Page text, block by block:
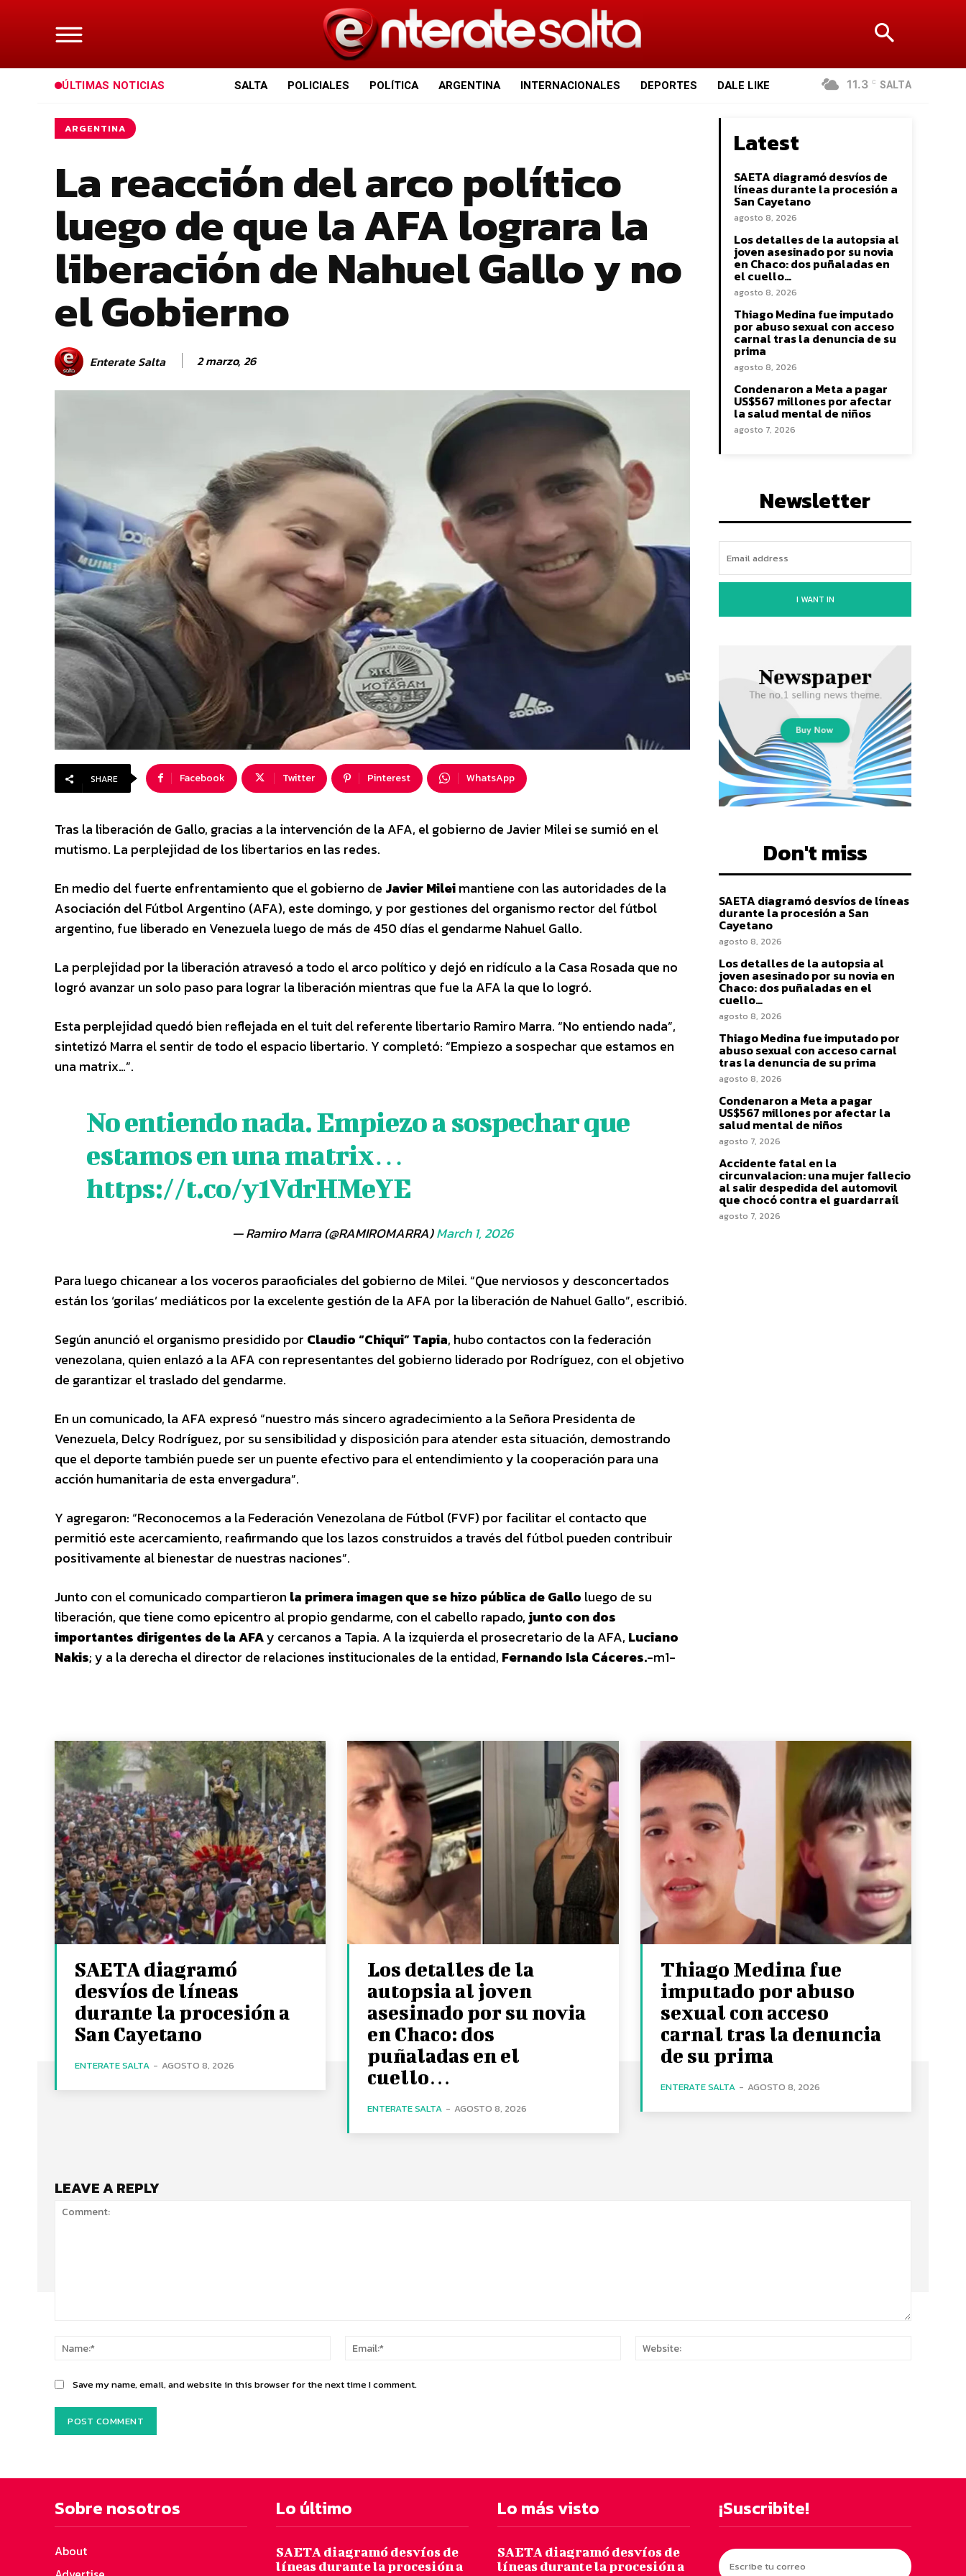
ÚLTIMAS NOTICIAS SALTA POLICIALES POLÍTICA ARGENTINA INTERNACIONALES DEPORTES DALE LIKE 11.3 C SALTA
ARGENTINA
La reacción del arco político
luego de que la AFA lograra la
liberación de Nahuel Gallo y no
el Gobierno
Enterate Salta 2 marzo, 26
SHARE Facebook Twitter Pinterest WhatsApp
Tras la liberación de Gallo, gracias a la intervención de la AFA, el gobierno de Javier Milei se sumió en el
mutismo. La perplejidad de los libertarios en las redes.
En medio del fuerte enfrentamiento que el gobierno de Javier Mileimantiene con las autoridades de la
Asociación del Fútbol Argentino (AFA), este domingo, y por gestiones del organismo rector del fútbol
argentino, fue liberado en Venezuela luego de más de 450 días el gendarme Nahuel Gallo.
La perplejidad por la liberación atravesó a todo el arco político y dejó en ridículo a la Casa Rosada que no
logró avanzar un solo paso para lograr la liberación mientras que fue la AFA la que lo logró.
Esta perplejidad quedó bien reflejada en el tuit del referente libertario Ramiro Marra. “No entiendo nada”,
sintetizó Marra el sentir de todo el espacio libertario. Y completó: “Empiezo a sospechar que estamos en
una matrix…”.
No entiendo nada. Empiezo a sospechar que
estamos en una matrix…
https://t.co/y1VdrHMeYE
— Ramiro Marra (@RAMIROMARRA)March 1, 2026
Para luego chicanear a los voceros paraoficiales del gobierno de Milei. “Que nerviosos y desconcertados
están los ‘gorilas’ mediáticos por la excelente gestión de la AFA por la liberación de Nahuel Gallo”, escribió.
Según anunció el organismo presidido por Claudio “Chiqui” Tapia, hubo contactos con la federación
venezolana, quien enlazó a la AFA con representantes del gobierno liderado por Rodríguez, con el objetivo
de garantizar el traslado del gendarme.
En un comunicado, la AFA expresó “nuestro más sincero agradecimiento a la Señora Presidenta de
Venezuela, Delcy Rodríguez, por su sensibilidad y disposición para atender esta situación, demostrando
que el deporte también puede ser un puente efectivo para el entendimiento y la cooperación para una
acción humanitaria de esta envergadura”.
Y agregaron: “Reconocemos a la Federación Venezolana de Fútbol (FVF) por facilitar el contacto que
permitió este acercamiento, reafirmando que los lazos construidos a través del fútbol pueden contribuir
positivamente al bienestar de nuestras naciones”.
Junto con el comunicado compartieron la primera imagen que se hizo pública de Gallo luego de su
liberación, que tiene como epicentro al propio gendarme, con el cabello rapado, junto con dos
importantes dirigentes de la AFAy cercanos a Tapia. A la izquierda el prosecretario de la AFA, Luciano
Nakis; y a la derecha el director de relaciones institucionales de la entidad, Fernando Isla Cáceres.-m1-
Latest
SAETA diagramó desvíos de
líneas durante la procesión a
San Cayetano
agosto 8, 2026
Los detalles de la autopsia al
joven asesinado por su novia
en Chaco: dos puñaladas en
el cuello…
agosto 8, 2026
Thiago Medina fue imputado
por abuso sexual con acceso
carnal tras la denuncia de su
prima
agosto 8, 2026
Condenaron a Meta a pagar
US$567 millones por afectar
la salud mental de niños
agosto 7, 2026
Newsletter
I WANT IN
Don't miss
SAETA diagramó desvíos de líneas
durante la procesión a San
Cayetano
agosto 8, 2026
Los detalles de la autopsia al
joven asesinado por su novia en
Chaco: dos puñaladas en el
cuello…
agosto 8, 2026
Thiago Medina fue imputado por
abuso sexual con acceso carnal
tras la denuncia de su prima
agosto 8, 2026
Condenaron a Meta a pagar
US$567 millones por afectar la
salud mental de niños
agosto 7, 2026
Accidente fatal en la
circunvalacion: una mujer fallecio
al salir despedida del automovil
que chocó contra el guardarraíl
agosto 7, 2026
SAETA diagramó
desvíos de líneas
durante la procesión a
San Cayetano
ENTERATE SALTA - AGOSTO 8, 2026
Los detalles de la
autopsia al joven
asesinado por su novia
en Chaco: dos
puñaladas en el
cuello…
ENTERATE SALTA - AGOSTO 8, 2026
Thiago Medina fue
imputado por abuso
sexual con acceso
carnal tras la denuncia
de su prima
ENTERATE SALTA - AGOSTO 8, 2026
LEAVE A REPLY
Name:*
Email:*
Save my name, email, and website in this browser for the next time I comment.
Sobre nosotros
About
Lo último
SAETA diagramó desvíos de
líneas durante la procesión a
Lo más visto
SAETA diagramó desvíos de
líneas durante la procesión a
¡Suscribite!